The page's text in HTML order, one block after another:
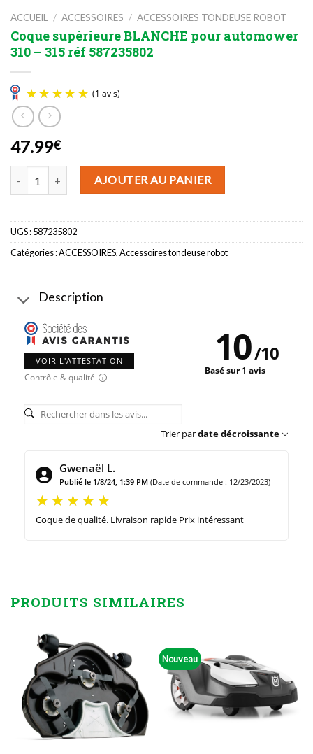
ACCUEIL / ACCESSOIRES / ACCESSOIRES TONDEUSE ROBOT
Coque supérieure BLANCHE pour automower
310 – 315 réf 587235802
(1 avis)
47.99€
AJOUTER AU PANIER
UGS :587235802
Catégories :ACCESSOIRES,Accessoires tondeuse robot
Description
VOIR L'ATTESTATION
Contrôle & qualité
10/10
Basé sur 1 avis
Trier pardate décroissante
Gwenaël L.
Publié le 1/8/24, 1:39 PM (Date de commande : 12/23/2023)
Coque de qualité. Livraison rapide Prix intéressant
PRODUITS SIMILAIRES
Nouveau